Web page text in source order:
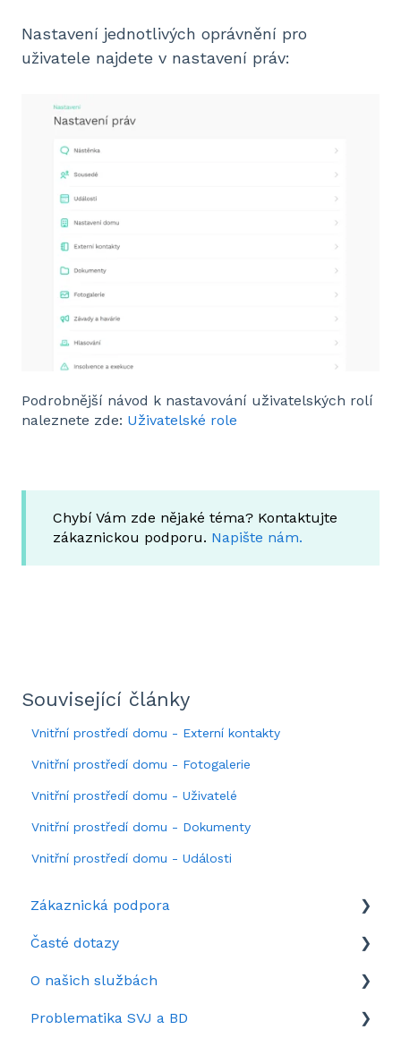
Nastavení jednotlivých oprávnění pro
uživatele najdete v nastavení práv:
Podrobnější návod k nastavování uživatelských rolí
naleznete zde: Uživatelské role
Chybí Vám zde nějaké téma? Kontaktujte
zákaznickou podporu. Napište nám.
Související články
Vnitřní prostředí domu - Externí kontakty
Vnitřní prostředí domu - Fotogalerie
Vnitřní prostředí domu - Uživatelé
Vnitřní prostředí domu - Dokumenty
Vnitřní prostředí domu - Události
Zákaznická podpora
Když si nevíte rady
Představení portálu SousedéCZ
Nastavení portálu SousedéCZ
Časté dotazy
Aktuálně zrovna hledáte
Často se ptáte
O našich službách
Služby na Sousedé.cz
Problematika SVJ a BD